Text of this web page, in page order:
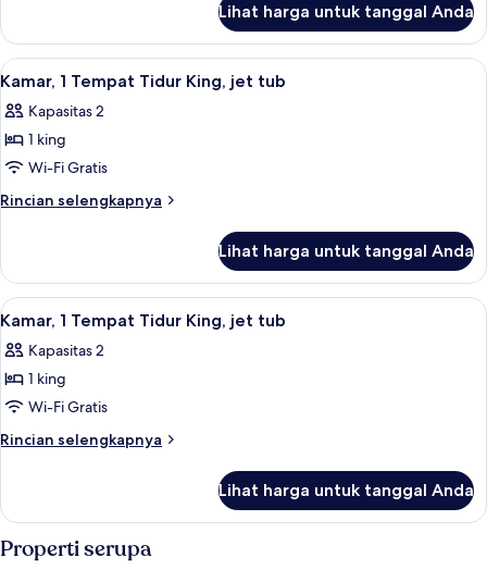
Tidur
King,
jet
tub
Kamar
Deluks,
1
Tidur
King,
tub
Lihat harga untuk tanggal Anda
Lihat
semua
foto
untuk
Kamar,
1
King,
jet
tub
Kamar, 1 Tempat Tidur King, jet tub |
10
Kamar, 1 Tempat Tidur King, jet tub
Kapasitas 2
1 king
Wi-Fi Gratis
Rincian selengkapnya
Rincian
Kamar,
Tempat
King,
jet
Lihat harga untuk tanggal Anda
Lihat
semua
foto
untuk
Kamar,
1
King,
tub
Kamar, 1 Tempat Tidur King, jet tub |
12
Kamar, 1 Tempat Tidur King, jet tub
Kapasitas 2
1 king
Wi-Fi Gratis
Rincian selengkapnya
Rincian
Kamar,
1
Tempat
Lihat harga untuk tanggal Anda
Properti serupa